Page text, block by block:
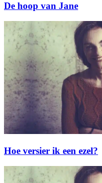
De hoop van Jane
Hoe versier ik een ezel?